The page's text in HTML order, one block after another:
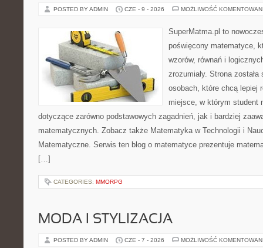
POSTED BY ADMIN CZE - 9 - 2026 MOŻLIWOŚĆ
SuperMatma.pl to
poświęcony matematyce,
wzorów, równań i
zrozumiały. Strona
osobach, które chcą lepiej
miejsce, w którym student
dotyczące zarówno podstawowych zagadnień, jak i bardziej
matematycznych. Zobacz także Matematyka w Technologii i
Matematyczne. Serwis ten blog o matematyce prezentuje
[…]
CATEGORIES: MMORPG
MODA I STYLIZACJA
POSTED BY ADMIN CZE - 7 - 2026 MOŻLIWOŚĆ